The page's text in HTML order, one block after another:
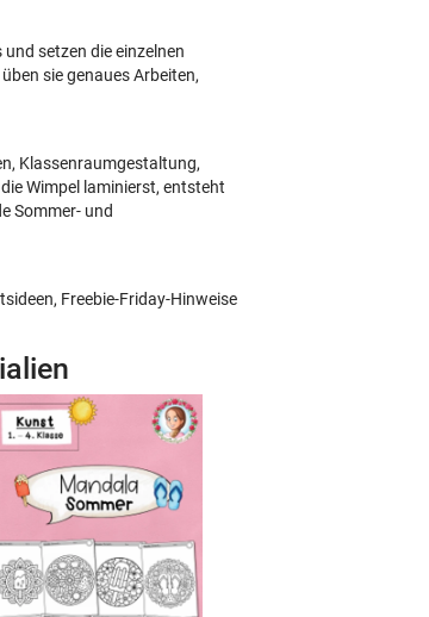
setzen die einzelnen
sie genaues Arbeiten,
Klassenraumgestaltung,
Wimpel laminierst, entsteht
Sommer- und
Freebie-Friday-Hinweise